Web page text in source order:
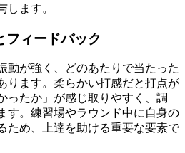
します。
フィードバック
動が強く、どのあたりで当たった
ります。柔らかい打感だと打点が
ったか」が感じ取りやすく、調
す。練習場やラウンド中に自身の
ため、上達を助ける重要な要素で